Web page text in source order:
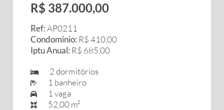
R$ 387.000,00
Ref:AP0211
Condomínio: R$ 410,00
Iptu Anual: R$ 685,00
2 dormitórios
1 banheiro
1 vaga
52,00 m²